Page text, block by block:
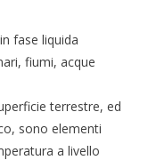
fase liquida
fiumi, acque
terrestre, ed
sono elementi
a livello